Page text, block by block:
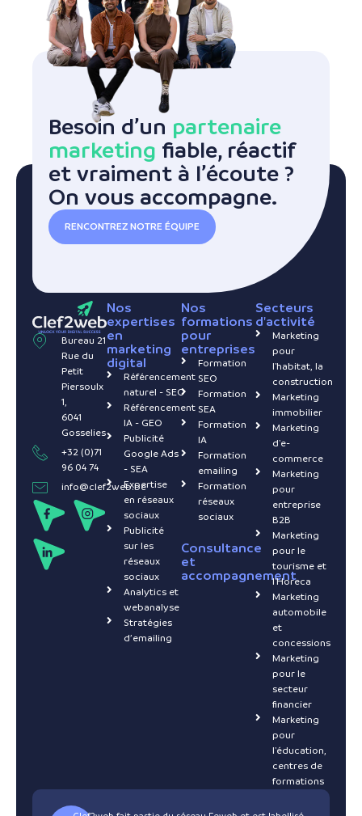
Besoin d’un partenaire
marketing fiable, réactif
et vraiment à l’écoute ?
On vous accompagne.
RENCONTREZ NOTRE ÉQUIPE
Bureau 21
Rue du
Petit
Piersoulx
1,
6041
Gosselies
+32 (0)71
96 04 74
info@clef2web.be
Nos
expertises
en
marketing
digital
Référencement
naturel - SEO
Référencement
IA - GEO
Publicité
Google Ads
- SEA
Expertise
en réseaux
sociaux
Publicité
sur les
réseaux
sociaux
Analytics et
webanalyse
Stratégies
d’emailing
Nos
formations
pour
entreprises
Formation
SEO
Formation
SEA
Formation
IA
Formation
emailing
Formation
réseaux
sociaux
Consultance
et
accompagnement
Secteurs
d'activité
Marketing
pour
l'habitat, la
construction
Marketing
immobilier
Marketing
d'e-
commerce
Marketing
pour
entreprise
B2B
Marketing
pour le
tourisme et
l'Horeca
Marketing
automobile
et
concessions
Marketing
pour le
secteur
financier
Marketing
pour
l'éducation,
centres de
formations